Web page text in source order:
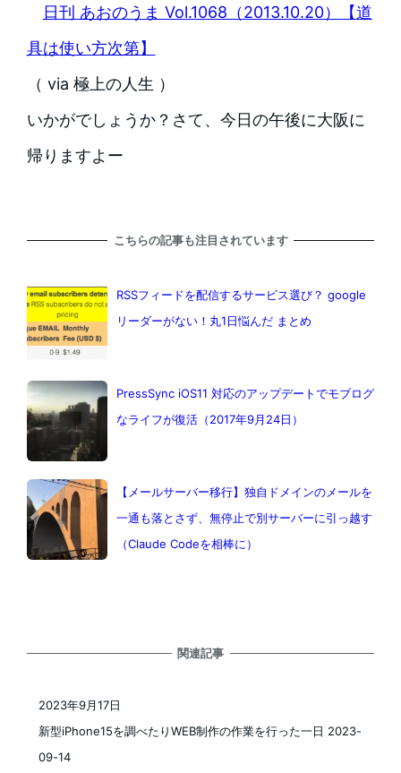
日刊 あおのうま Vol.1068（2013.10.20）【道
具は使い方次第】
（ via 極上の人生 ）
いかがでしょうか？さて、今日の午後に大阪に
帰りますよー
こちらの記事も注目されています
RSSフィードを配信するサービス選び？ google
リーダーがない！丸1日悩んだ まとめ
PressSync iOS11 対応のアップデートでモブログ
なライフが復活（2017年9月24日）
【メールサーバー移行】独自ドメインのメールを
一通も落とさず、無停止で別サーバーに引っ越す
（Claude Codeを相棒に）
関連記事
新型iPhone15を調べたりWEB制作の作業を行った一日 2023-
09-14
2023年9月17日